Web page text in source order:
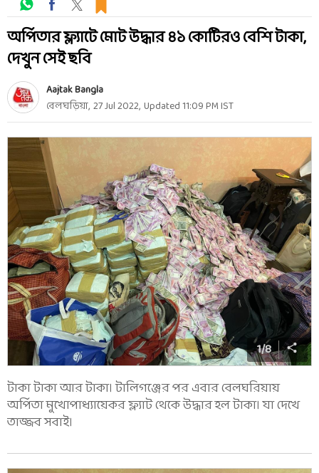
অর্পিতার ফ্ল্যাটে মোট উদ্ধার ৪১ কোটিরও বেশি টাকা,
দেখুন সেই ছবি
Aajtak Bangla
বেলঘড়িয়া, 27 Jul 2022, Updated11:09 PMIST
1/8
টাকা টাকা আর টাকা। টালিগঞ্জের পর এবার বেলঘরিয়ায়
অর্পিতা মুখোপাধ্যায়েকর ফ্ল্যাট থেকে উদ্ধার হল টাকা। যা দেখে
তাজ্জব সবাই।